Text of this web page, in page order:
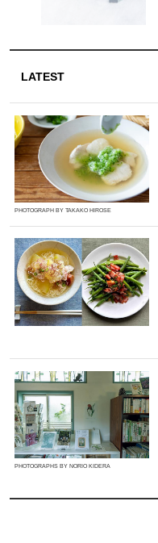
LATEST
PHOTOGRAPH BY TAKAKO HIROSE
PHOTOGRAPHS BY NORIO KIDERA